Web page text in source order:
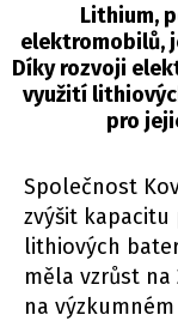
Lithium,
elektromobilů,
Díky rozvoji
využití
pro
Společnost
zvýšit
lithiových
měla vzrůst na
na